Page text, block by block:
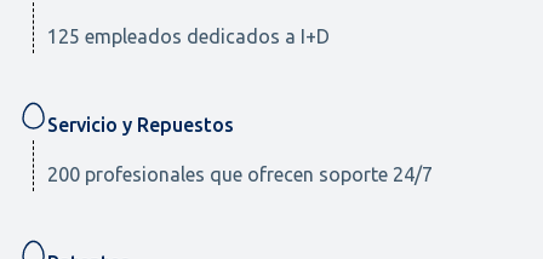
125 empleados dedicados a I+D
Servicio y Repuestos
200 profesionales que ofrecen soporte 24/7